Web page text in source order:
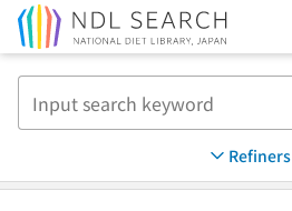
Refiners